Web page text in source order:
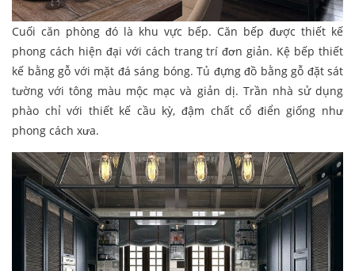
Cuối căn phòng đó là khu vực bếp. Căn bếp được thiết kế
phong cách hiện đại với cách trang trí đơn giản. Kệ bếp thiết
kế bằng gỗ với mặt đá sáng bóng. Tủ đựng đồ bằng gỗ đặt sát
tường với tông màu mộc mạc và giản dị. Trần nhà sử dụng
phào chỉ với thiết kế cầu kỳ, đậm chất cổ điển giống như
phong cách xưa.